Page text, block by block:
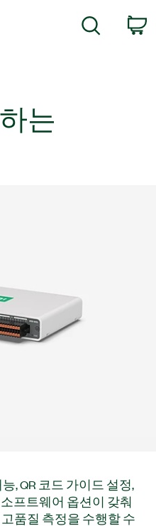
는
, QR 코드 가이드 설정,
프트웨어 옵션이 갖춰
품질 측정을 수행할 수